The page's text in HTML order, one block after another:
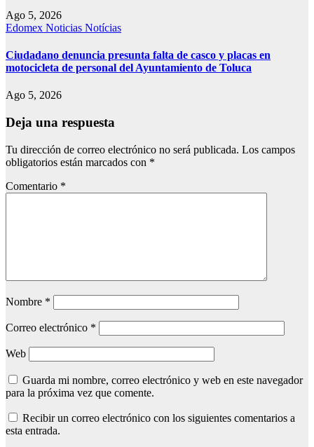
Ago 5, 2026
Edomex Noticias Notícias
Ciudadano denuncia presunta falta de casco y placas en
motocicleta de personal del Ayuntamiento de Toluca
Ago 5, 2026
Deja una respuesta
Tu dirección de correo electrónico no será publicada. Los campos
obligatorios están marcados con *
Comentario *
Nombre *
Correo electrónico *
Web
Guarda mi nombre, correo electrónico y web en este navegador
para la próxima vez que comente.
Recibir un correo electrónico con los siguientes comentarios a
esta entrada.